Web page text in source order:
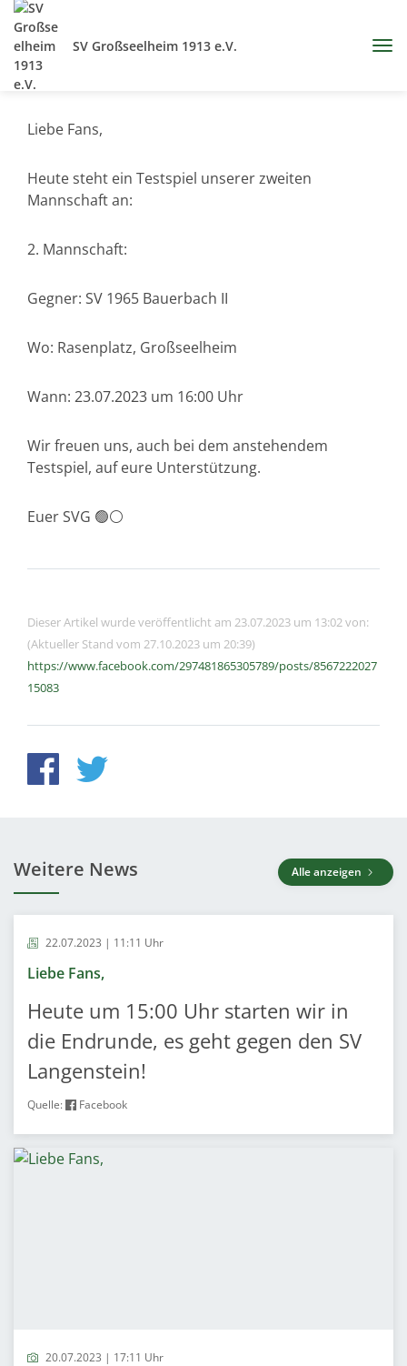
SV Großseelheim 1913 e.V.
Liebe Fans,
Heute steht ein Testspiel unserer zweiten
Mannschaft an:
2. Mannschaft:
Gegner: SV 1965 Bauerbach II
Wo: Rasenplatz, Großseelheim
Wann: 23.07.2023 um 16:00 Uhr
Wir freuen uns, auch bei dem anstehendem
Testspiel, auf eure Unterstützung.
Euer SVG 🟢⚪️
Dieser Artikel wurde veröffentlicht am 23.07.2023 um 13:02 von:
(Aktueller Stand vom 27.10.2023 um 20:39)
https://www.facebook.com/297481865305789/posts/8567222027
15083
Weitere News Alle anzeigen
22.07.2023 | 11:11 Uhr
Liebe Fans,
Heute um 15:00 Uhr starten wir in
die Endrunde, es geht gegen den SV
Langenstein!
Quelle: Facebook
20.07.2023 | 17:11 Uhr